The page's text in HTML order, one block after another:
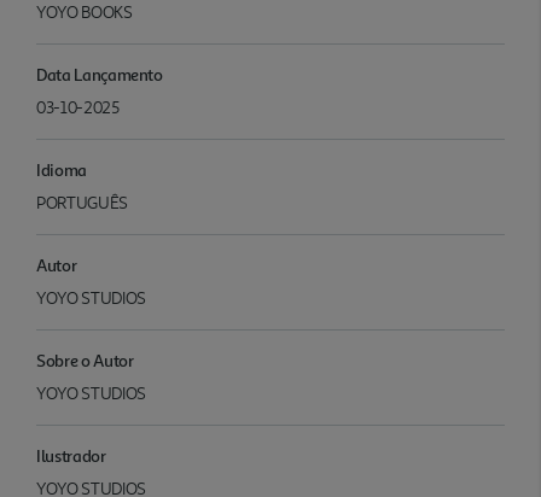
YOYO BOOKS
Data Lançamento
03-10-2025
Idioma
PORTUGUÊS
Autor
YOYO STUDIOS
Sobre o Autor
YOYO STUDIOS
Ilustrador
YOYO STUDIOS